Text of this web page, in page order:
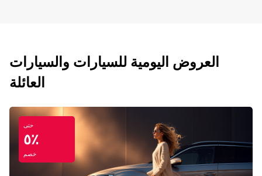
العروض اليومية للسيارات والسيارات
العائلة
حتى
٥٪
خصم